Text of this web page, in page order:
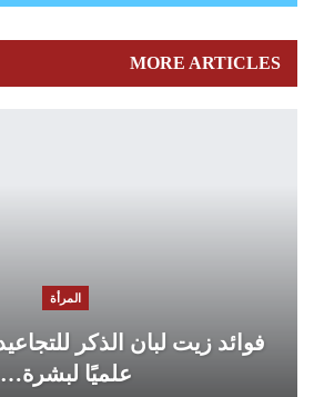
MORE ARTICLES
المرأة
علميًا لبشرة…